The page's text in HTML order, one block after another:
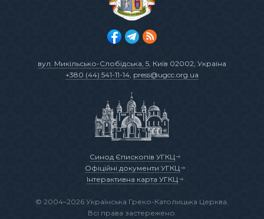
вул. Микільсько-Слобідська, 5, Київ 02002, Україна
+380 (44) 541-11-14, press@ugcc.org.ua
Синод Єпископів УГКЦ
Офіційні документи УГКЦ
Інтерактивна карта УГКЦ
© 2004–2026 Українська Греко-Католицька Церква.
Всі права застережено.